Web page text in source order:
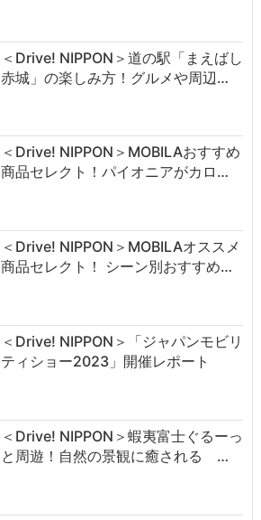
＜Drive! NIPPON＞道の駅「まえばし
赤城」の楽しみ方！グルメや周辺…
＜Drive! NIPPON＞MOBILAおすすめ
商品セレクト！パイオニアがカロ…
＜Drive! NIPPON＞MOBILAオススメ
商品セレクト！ シーン別おすすめ…
＜Drive! NIPPON＞「ジャパンモビリ
ティショー2023」開催レポート
＜Drive! NIPPON＞蝦夷富士ぐるーっ
と周遊！自然の景観に癒される …